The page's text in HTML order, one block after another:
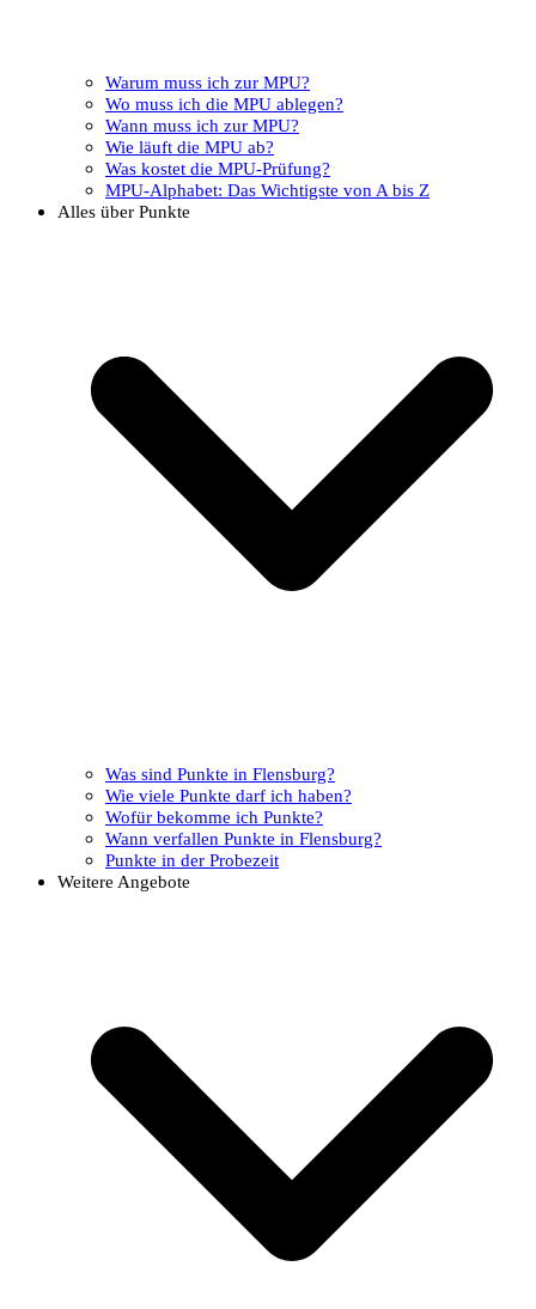
Warum muss ich zur MPU?
Wo muss ich die MPU ablegen?
Wann muss ich zur MPU?
Wie läuft die MPU ab?
Was kostet die MPU-Prüfung?
MPU-Alphabet: Das Wichtigste von A bis Z
Alles über Punkte
Was sind Punkte in Flensburg?
Wie viele Punkte darf ich haben?
Wofür bekomme ich Punkte?
Wann verfallen Punkte in Flensburg?
Punkte in der Probezeit
Weitere Angebote